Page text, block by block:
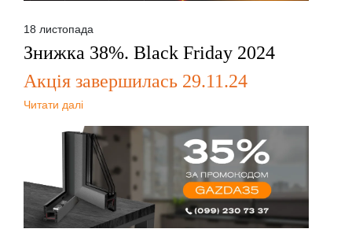
18 листопада
Знижка 38%. Black Friday 2024
Акція завершилась 29.11.24
Читати далі